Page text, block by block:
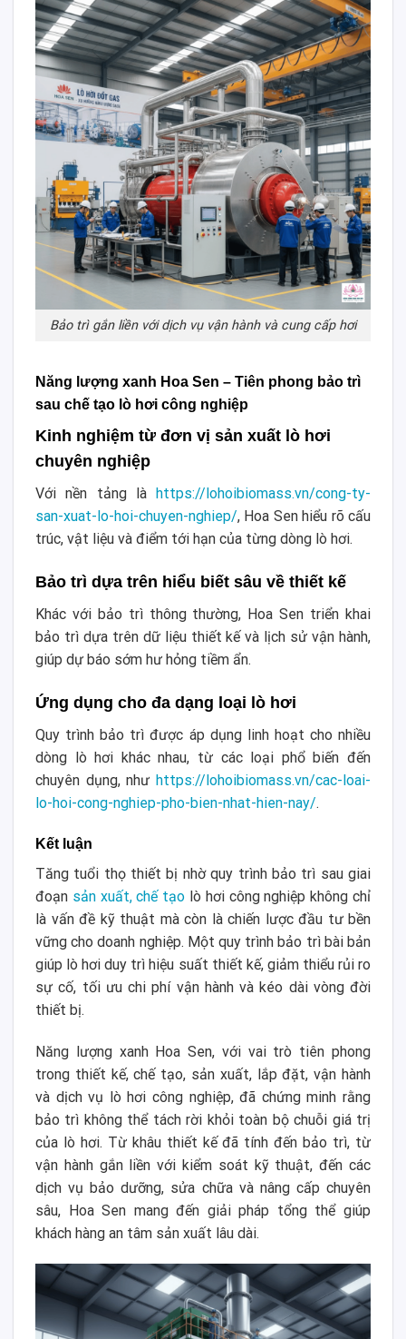
Bảo trì gắn liền với dịch vụ vận hành và cung cấp hơi
Năng lượng xanh Hoa Sen – Tiên phong bảo trì
sau chế tạo lò hơi công nghiệp
Kinh nghiệm từ đơn vị sản xuất lò hơi
chuyên nghiệp
Với nền tảng là https://lohoibiomass.vn/cong-ty-
san-xuat-lo-hoi-chuyen-nghiep/, Hoa Sen hiểu rõ cấu
trúc, vật liệu và điểm tới hạn của từng dòng lò hơi.
Bảo trì dựa trên hiểu biết sâu về thiết kế
Khác với bảo trì thông thường, Hoa Sen triển khai
bảo trì dựa trên dữ liệu thiết kế và lịch sử vận hành,
giúp dự báo sớm hư hỏng tiềm ẩn.
Ứng dụng cho đa dạng loại lò hơi
Quy trình bảo trì được áp dụng linh hoạt cho nhiều
dòng lò hơi khác nhau, từ các loại phổ biến đến
chuyên dụng, như https://lohoibiomass.vn/cac-loai-
lo-hoi-cong-nghiep-pho-bien-nhat-hien-nay/.
Kết luận
Tăng tuổi thọ thiết bị nhờ quy trình bảo trì sau giai
đoạn sản xuất, chế tạo lò hơi công nghiệp không chỉ
là vấn đề kỹ thuật mà còn là chiến lược đầu tư bền
vững cho doanh nghiệp. Một quy trình bảo trì bài bản
giúp lò hơi duy trì hiệu suất thiết kế, giảm thiểu rủi ro
sự cố, tối ưu chi phí vận hành và kéo dài vòng đời
thiết bị.
Năng lượng xanh Hoa Sen, với vai trò tiên phong
trong thiết kế, chế tạo, sản xuất, lắp đặt, vận hành
và dịch vụ lò hơi công nghiệp, đã chứng minh rằng
bảo trì không thể tách rời khỏi toàn bộ chuỗi giá trị
của lò hơi. Từ khâu thiết kế đã tính đến bảo trì, từ
vận hành gắn liền với kiểm soát kỹ thuật, đến các
dịch vụ bảo dưỡng, sửa chữa và nâng cấp chuyên
sâu, Hoa Sen mang đến giải pháp tổng thể giúp
khách hàng an tâm sản xuất lâu dài.